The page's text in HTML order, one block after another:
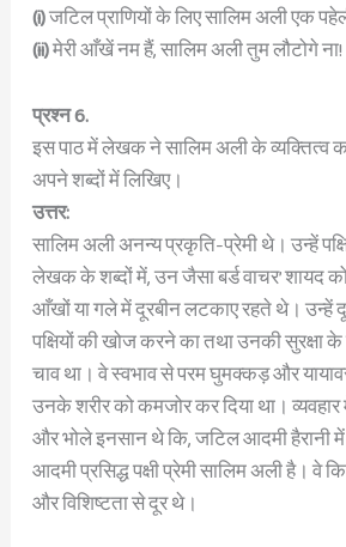
(i)जटिल प्राणियों के लिए सालिम अली एक
(ii)मेरी आँखें नम हैं, सालिम अली तुम लौटोगे ना!
प्रश्न 6.
इस पाठ में लेखक ने सालिम अली के व्यक्तित्व
अपने शब्दों में लिखिए।
उत्तर:
सालिम अली अनन्य प्रकृति-प्रेमी थे। उन्हें
लेखक के शब्दों में, उन जैसा बर्ड वाचर’ शायद
आँखों या गले में दूरबीन लटकाए रहते थे।
पक्षियों की खोज करने का तथा उनकी सुरक्षा
चाव था। वे स्वभाव से परम घुमक्कड़ और
उनके शरीर को कमजोर कर दिया था।
और भोले इनसान थे कि, जटिल आदमी हैरानी
आदमी प्रसिद्ध पक्षी प्रेमी सालिम अली है। वे
और विशिष्टता से दूर थे।